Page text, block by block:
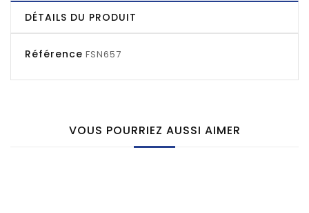
DÉTAILS DU PRODUIT
Référence FSN657
VOUS POURRIEZ AUSSI AIMER